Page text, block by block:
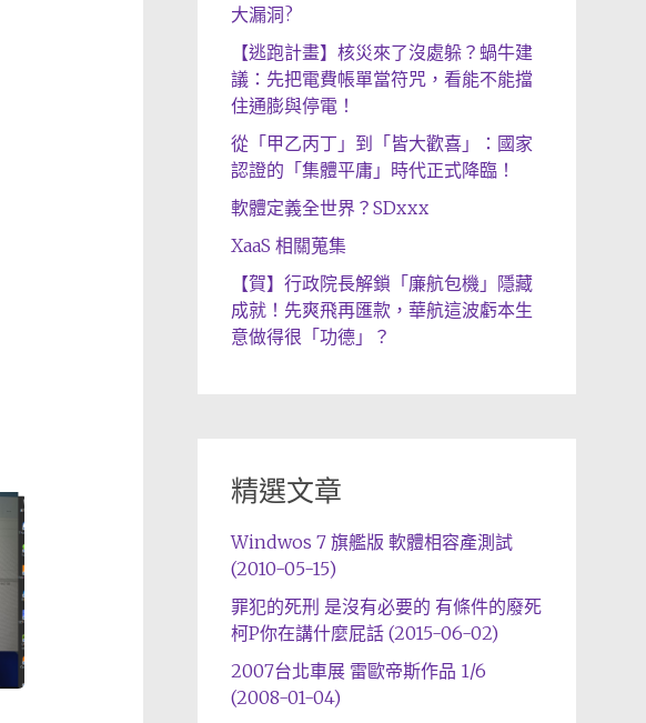
大漏洞?
【逃跑計畫】核災來了沒處躲？蝸牛建
議：先把電費帳單當符咒，看能不能擋
住通膨與停電！
從「甲乙丙丁」到「皆大歡喜」：國家
認證的「集體平庸」時代正式降臨！
軟體定義全世界？SDxxx
XaaS 相關蒐集
【賀】行政院長解鎖「廉航包機」隱藏
成就！先爽飛再匯款，華航這波虧本生
意做得很「功德」？
精選文章
Windwos 7 旗艦版 軟體相容產測試
(2010-05-15)
罪犯的死刑 是沒有必要的 有條件的廢死
柯P你在講什麼屁話 (2015-06-02)
2007台北車展 雷歐帝斯作品 1/6
(2008-01-04)